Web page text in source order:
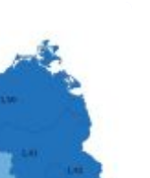
und 2020 für
sowie für in
Zugewanderte
Personen mit
Verteilung der
moderaten
bei